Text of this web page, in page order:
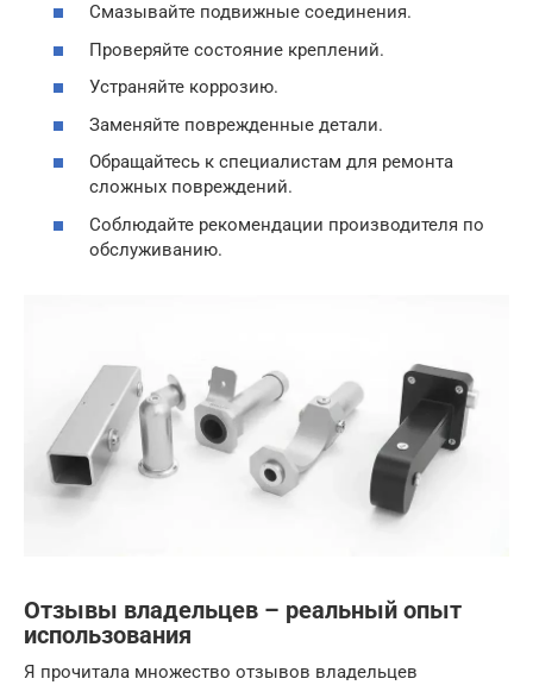
Смазывайте подвижные соединения.
Проверяйте состояние креплений.
Устраняйте коррозию.
Заменяйте поврежденные детали.
Обращайтесь к специалистам для ремонта
сложных повреждений.
Соблюдайте рекомендации производителя по
обслуживанию.
Отзывы владельцев – реальный опыт
использования
Я прочитала множество отзывов владельцев